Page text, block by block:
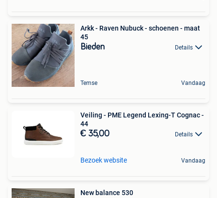
Arkk - Raven Nubuck - schoenen - maat
45
Bieden Details
Temse Vandaag
Veiling - PME Legend Lexing-T Cognac -
44
€ 35,00 Details
Bezoek website Vandaag
New balance 530